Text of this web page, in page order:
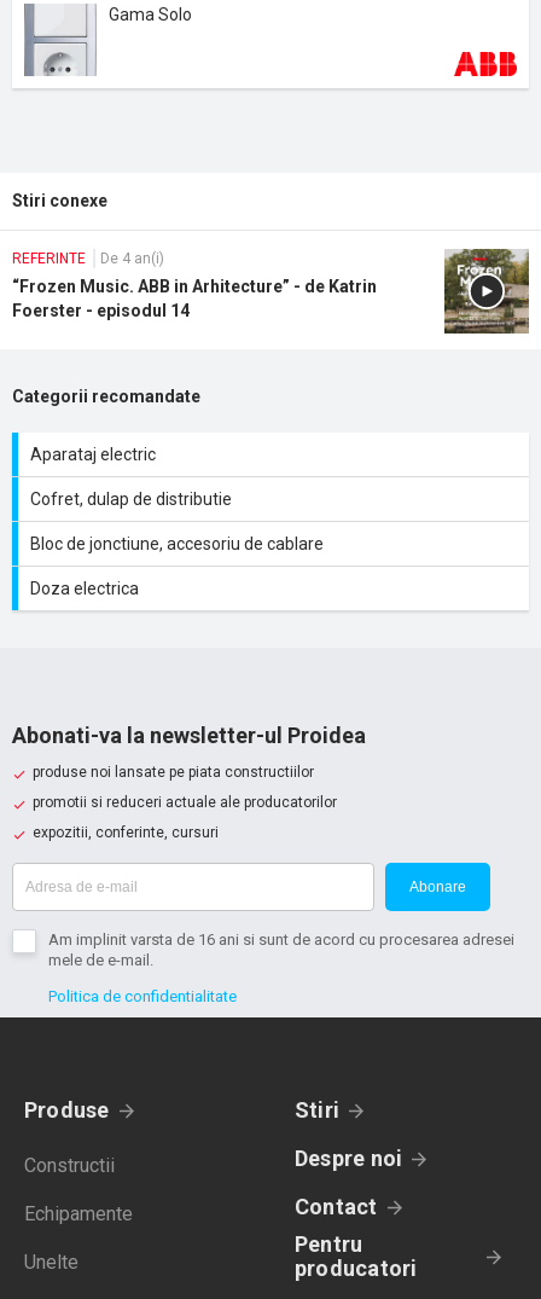
Gama Solo
Stiri conexe
REFERINTE De 4 an(i)
“Frozen Music. ABB in Arhitecture” - de Katrin
Foerster - episodul 14
Categorii recomandate
Aparataj electric
Cofret, dulap de distributie
Bloc de jonctiune, accesoriu de cablare
Doza electrica
Abonati-va la newsletter-ul Proidea
produse noi lansate pe piata constructiilor
promotii si reduceri actuale ale producatorilor
expozitii, conferinte, cursuri
Abonare
Am implinit varsta de 16 ani si sunt de acord cu procesarea adresei
mele de e-mail.
Politica de confidentialitate
Produse
Constructii
Echipamente
Unelte
Stiri
Despre noi
Contact
Pentru
producatori